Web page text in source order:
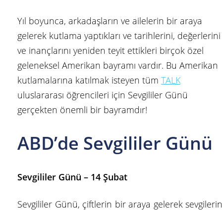
Yıl boyunca, arkadaşların ve ailelerin bir araya
gelerek kutlama yaptıkları ve tarihlerini, değerlerini
ve inançlarını yeniden teyit ettikleri birçok özel
geleneksel Amerikan bayramı vardır. Bu Amerikan
kutlamalarına katılmak isteyen tüm TALK
uluslararası öğrencileri için Sevgililer Günü
gerçekten önemli bir bayramdır!
ABD’de Sevgililer Günü
Sevgililer Günü – 14 Şubat
Sevgililer Günü, çiftlerin bir araya gelerek